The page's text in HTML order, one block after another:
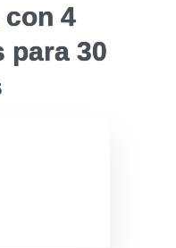
con 4
para 30